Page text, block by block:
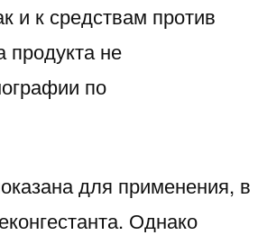
и к средствам против
продукта не
по
для применения, в
Однако